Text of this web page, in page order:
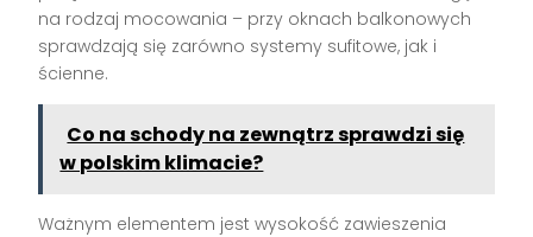
na rodzaj mocowania – przy oknach balkonowych
sprawdzają się zarówno systemy sufitowe, jak i
ścienne.
Co na schody na zewnątrz sprawdzi się
w polskim klimacie?
Ważnym elementem jest wysokość zawieszenia